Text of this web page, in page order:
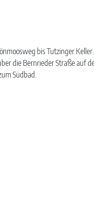
bis Tutzinger
die Bernrieder Straße auf
Südbad.